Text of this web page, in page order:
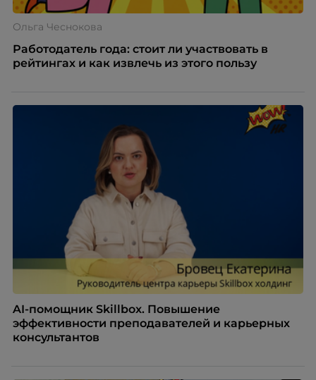
Ольга Чеснокова
Работодатель года: стоит ли участвовать в
рейтингах и как извлечь из этого пользу
AI-помощник Skillbox. Повышение
эффективности преподавателей и карьерных
консультантов